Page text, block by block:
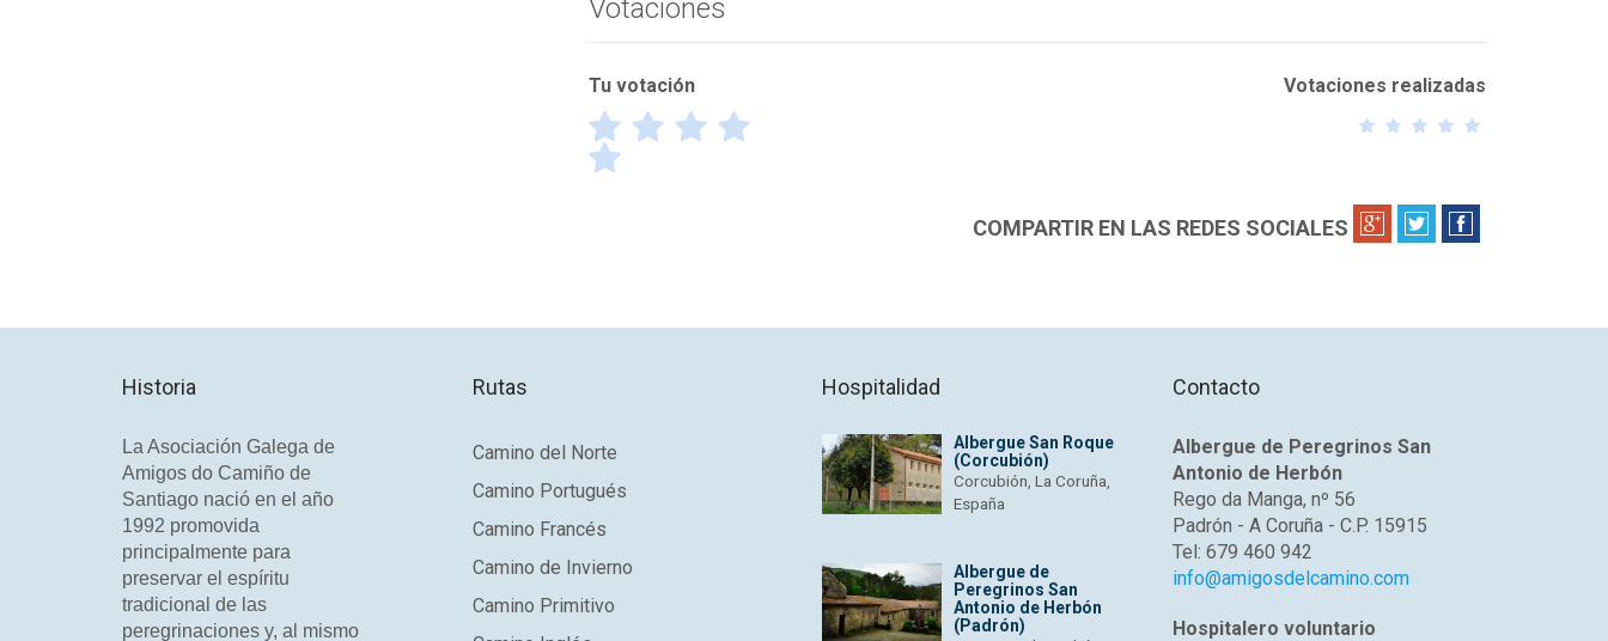
Votaciones
Tu votación Votaciones realizadas
COMPARTIR EN LAS REDES SOCIALES
Historia
La Asociación Galega de
Amigos do Camiño de
Santiago nació en el año
1992 promovida
principalmente para
preservar el espíritu
tradicional de las
peregrinaciones y, al mismo
Rutas
Camino del Norte
Camino Portugués
Camino Francés
Camino de Invierno
Camino Primitivo
Hospitalidad
Albergue San Roque
(Corcubión)
Corcubión, La Coruña,
España
Albergue de
Peregrinos San
Antonio de Herbón
(Padrón)
Contacto
Albergue de Peregrinos San
Antonio de Herbón
Rego da Manga, nº 56
Padrón - A Coruña - C.P. 15915
Tel: 679 460 942
info@amigosdelcamino.com
Hospitalero voluntario